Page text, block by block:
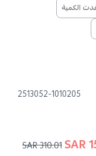
2513052-1010205
310.01 SAR